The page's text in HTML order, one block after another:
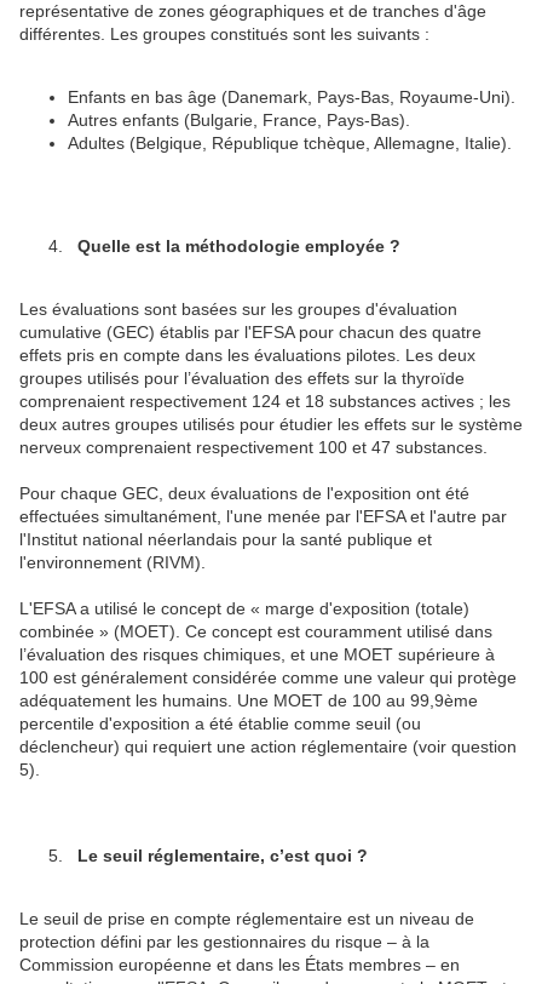
représentative de zones géographiques et de tranches d'âge
différentes. Les groupes constitués sont les suivants :
Enfants en bas âge (Danemark, Pays-Bas, Royaume-Uni).
Autres enfants (Bulgarie, France, Pays-Bas).
Adultes (Belgique, République tchèque, Allemagne, Italie).
Quelle est la méthodologie employée ?
Les évaluations sont basées sur les groupes d'évaluation
cumulative (GEC) établis par l'EFSA pour chacun des quatre
effets pris en compte dans les évaluations pilotes. Les deux
groupes utilisés pour l’évaluation des effets sur la thyroïde
comprenaient respectivement 124 et 18 substances actives ; les
deux autres groupes utilisés pour étudier les effets sur le système
nerveux comprenaient respectivement 100 et 47 substances.
Pour chaque GEC, deux évaluations de l'exposition ont été
effectuées simultanément, l'une menée par l'EFSA et l'autre par
l'Institut national néerlandais pour la santé publique et
l'environnement (RIVM).
L'EFSA a utilisé le concept de « marge d'exposition (totale)
combinée » (MOET). Ce concept est couramment utilisé dans
l’évaluation des risques chimiques, et une MOET supérieure à
100 est généralement considérée comme une valeur qui protège
adéquatement les humains. Une MOET de 100 au 99,9ème
percentile d'exposition a été établie comme seuil (ou
déclencheur) qui requiert une action réglementaire (voir question
5).
Le seuil réglementaire, c’est quoi ?
Le seuil de prise en compte réglementaire est un niveau de
protection défini par les gestionnaires du risque – à la
Commission européenne et dans les États membres – en